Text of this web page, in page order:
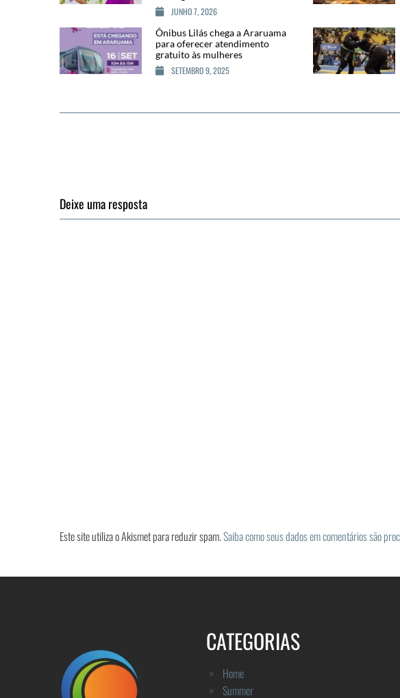
JUNHO 7, 2026
Ônibus Lilás chega a Araruama
para oferecer atendimento
gratuito às mulheres
SETEMBRO 9, 2025
Deixe uma resposta
Este site utiliza o Akismet para reduzir spam.Saiba como seus dados em comentários são
CATEGORIAS
Home
Summer